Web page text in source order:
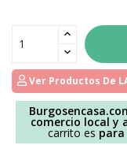
Ver Productos De LA
comercio local y
carrito es